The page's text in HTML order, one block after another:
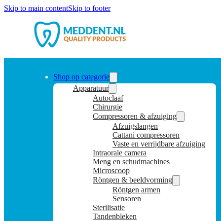
Skip to main contentSkip to footer
Shop op categorie
Apparatuur
Autoclaaf
Chirurgie
Compressoren & afzuiging
Afzuigslangen
Cattani compressoren
Vaste en verrijdbare afzuiging
Intraorale camera
Meng en schudmachines
Microscoop
Röntgen & beeldvorming
Röntgen armen
Sensoren
Sterilisatie
Tandenbleken